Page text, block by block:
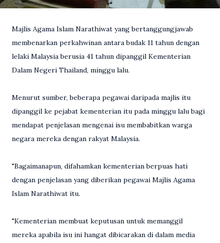
Majlis Agama Islam Narathiwat yang bertanggungjawab
membenarkan perkahwinan antara budak 11 tahun dengan
lelaki Malaysia berusia 41 tahun dipanggil Kementerian
Dalam Negeri Thailand, minggu lalu.
Menurut sumber, beberapa pegawai daripada majlis itu
dipanggil ke pejabat kementerian itu pada minggu lalu bagi
mendapat penjelasan mengenai isu membabitkan warga
negara mereka dengan rakyat Malaysia.
"Bagaimanapun, difahamkan kementerian berpuas hati
dengan penjelasan yang diberikan pegawai Majlis Agama
Islam Narathiwat itu.
"Kementerian membuat keputusan untuk memanggil
mereka apabila isu ini hangat dibicarakan di dalam media